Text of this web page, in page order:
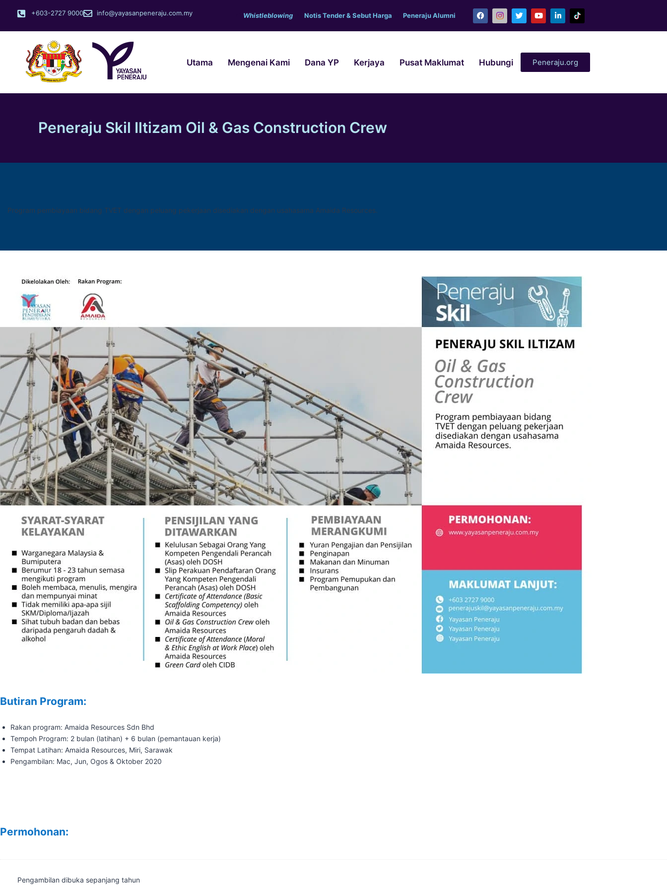
+603-2727 9000 info@yayasanpeneraju.com.my Whistleblowing Notis Tender & Sebut Harga Peneraju Alumni
Utama Mengenai Kami Dana YP Kerjaya Pusat Maklumat Hubungi Peneraju.org
Peneraju Skil Iltizam Oil & Gas Construction Crew
Program pembiayaan bidang TVET dengan peluang pekerjaan disediakan dengan usahasama Amaida Resources.
Butiran Program:
Rakan program: Amaida Resources Sdn Bhd
Tempoh Program: 2 bulan (latihan) + 6 bulan (pemantauan kerja)
Tempat Latihan: Amaida Resources, Miri, Sarawak
Pengambilan: Mac, Jun, Ogos & Oktober 2020
Permohonan:
Pengambilan dibuka sepanjang tahun